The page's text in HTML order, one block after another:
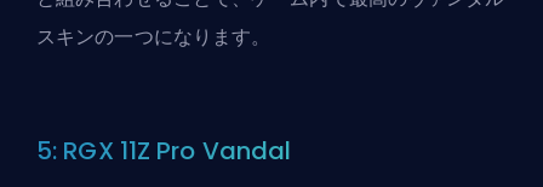
スキンの一つになります。
5: RGX 11Z Pro Vandal